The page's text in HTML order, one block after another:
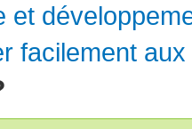
et
facilement